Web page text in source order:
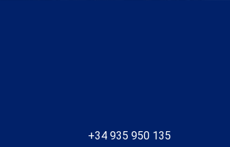
+34 935 950 135